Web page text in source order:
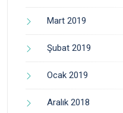
Mart 2019
Şubat 2019
Ocak 2019
Aralık 2018